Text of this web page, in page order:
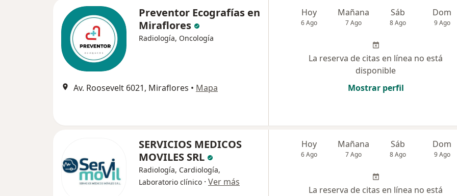
Preventor Ecografías en
Miraflores
Radiología, Oncología
Av. Roosevelt 6021, Miraflores • Mapa
Hoy
6 Ago
Mañana
7 Ago
Sáb
8 Ago
Dom
9 Ago
La reserva de citas en línea no está
disponible
Mostrar perfil
SERVICIOS MEDICOS
MOVILES SRL
Radiología, Cardiología,
Laboratorio clínico · Ver más
Hoy
6 Ago
Mañana
7 Ago
Sáb
8 Ago
Dom
9 Ago
La reserva de citas en línea no está